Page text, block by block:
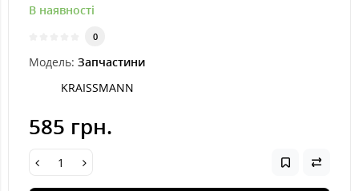
В наявності
0
Модель: Запчастини
KRAISSMANN
585 грн.